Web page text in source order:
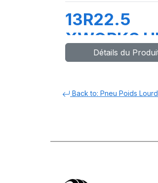
13R22.5
XWORKS
156/151K
Détails du
Back to: Pneu Poids